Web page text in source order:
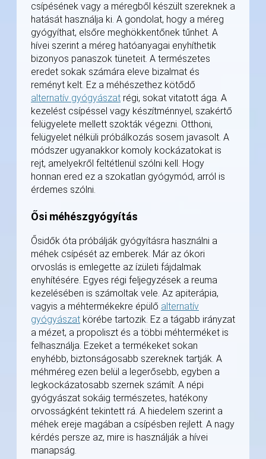
csípésének vagy a méregből készült szereknek a
hatását használja ki. A gondolat, hogy a méreg
gyógyíthat, elsőre meghökkentőnek tűnhet. A
hívei szerint a méreg hatóanyagai enyhíthetik
bizonyos panaszok tüneteit. A természetes
eredet sokak számára eleve bizalmat és
reményt kelt. Ez a méhészethez kötődő
alternatív gyógyászat régi, sokat vitatott ága. A
kezelést csípéssel vagy készítménnyel, szakértő
felügyelete mellett szokták végezni. Otthoni,
felügyelet nélküli próbálkozás sosem javasolt. A
módszer ugyanakkor komoly kockázatokat is
rejt, amelyekről feltétlenül szólni kell. Hogy
honnan ered ez a szokatlan gyógymód, arról is
érdemes szólni.
Ősi méhészgyógyítás
Ősidők óta próbálják gyógyításra használni a
méhek csípését az emberek. Már az ókori
orvoslás is emlegette az ízületi fájdalmak
enyhítésére. Egyes régi feljegyzések a reuma
kezelésében is számoltak vele. Az apiterápia,
vagyis a méhtermékekre épülő alternatív
gyógyászat körébe tartozik. Ez a tágabb irányzat
a mézet, a propoliszt és a többi méhterméket is
felhasználja. Ezeket a termékeket sokan
enyhébb, biztonságosabb szereknek tartják. A
méhméreg ezen belül a legerősebb, egyben a
legkockázatosabb szernek számít. A népi
gyógyászat sokáig természetes, hatékony
orvosságként tekintett rá. A hiedelem szerint a
méhek ereje magában a csípésben rejlett. A nagy
kérdés persze az, mire is használják a hívei
manapság.